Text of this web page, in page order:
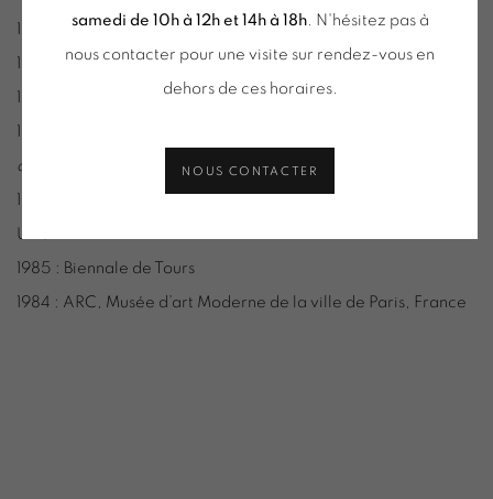
trente artistes, 1969-1999 , Assemblée Nationale, Paris
Albufeira , Musée des Beaux-Arts, Nantes
1990 : Musée du Luxembourg, Paris
d’artiste , festival d’Istanbul, Ankara, Turquie
Unis
1985 : Biennale de Tours
1984 : ARC, Musée d’art Moderne de la ville de Paris, France
samedi de 10h à 12h et 14h à 18h. N'hésitez pas à
nous contacter pour une visite sur rendez-vous en
dehors de ces horaires.
NOUS CONTACTER